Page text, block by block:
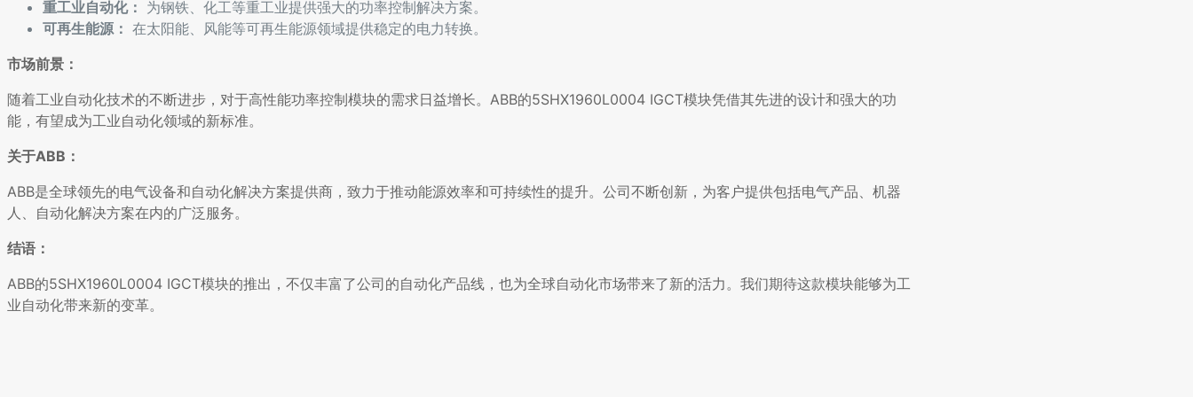
重工业自动化： 为钢铁、化工等重工业提供强大的功率控制解决方案。
可再生能源： 在太阳能、风能等可再生能源领域提供稳定的电力转换。
市场前景：
随着工业自动化技术的不断进步，对于高性能功率控制模块的需求日益增长。ABB的5SHX1960L0004 IGCT模块凭借其先进的设计和强大的功
能，有望成为工业自动化领域的新标准。
关于ABB：
ABB是全球领先的电气设备和自动化解决方案提供商，致力于推动能源效率和可持续性的提升。公司不断创新，为客户提供包括电气产品、机器
人、自动化解决方案在内的广泛服务。
结语：
ABB的5SHX1960L0004 IGCT模块的推出，不仅丰富了公司的自动化产品线，也为全球自动化市场带来了新的活力。我们期待这款模块能够为工
业自动化带来新的变革。